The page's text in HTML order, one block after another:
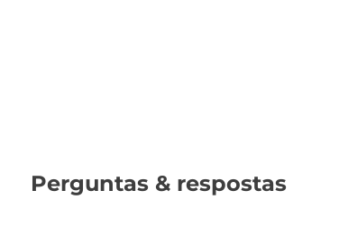
Perguntas & respostas